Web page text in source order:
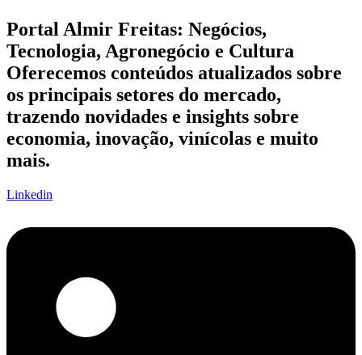
Portal Almir Freitas: Negócios,
Tecnologia, Agronegócio e Cultura
Oferecemos conteúdos atualizados sobre
os principais setores do mercado,
trazendo novidades e insights sobre
economia, inovação, vinícolas e muito
mais.
Linkedin